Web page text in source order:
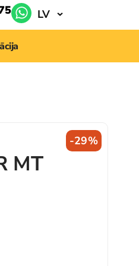
LV
-29%
MT